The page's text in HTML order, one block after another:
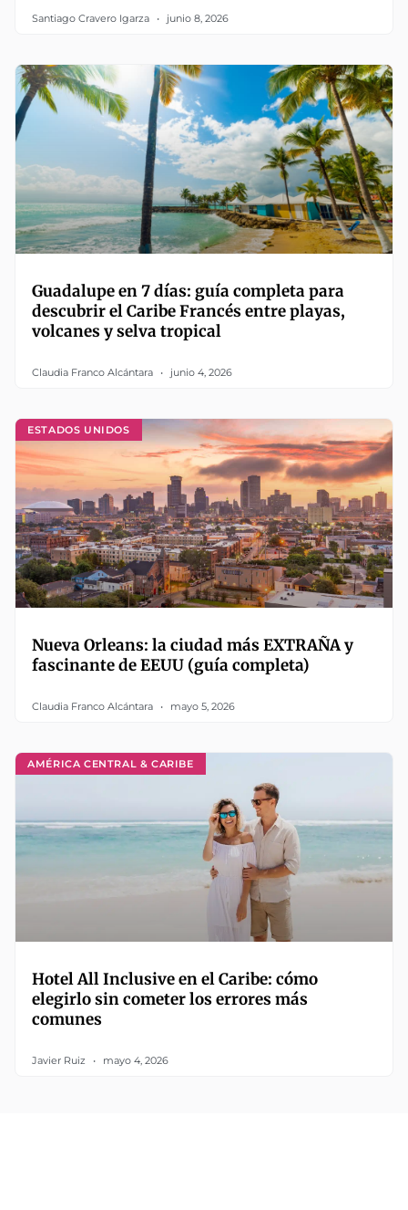
Santiago Cravero Igarza junio 8, 2026
Guadalupe en 7 días: guía completa para
descubrir el Caribe Francés entre playas,
volcanes y selva tropical
Claudia Franco Alcántara junio 4, 2026
ESTADOS UNIDOS
Nueva Orleans: la ciudad más EXTRAÑA y
fascinante de EEUU (guía completa)
Claudia Franco Alcántara mayo 5, 2026
AMÉRICA CENTRAL & CARIBE
Hotel All Inclusive en el Caribe: cómo
elegirlo sin cometer los errores más
comunes
Javier Ruiz mayo 4, 2026